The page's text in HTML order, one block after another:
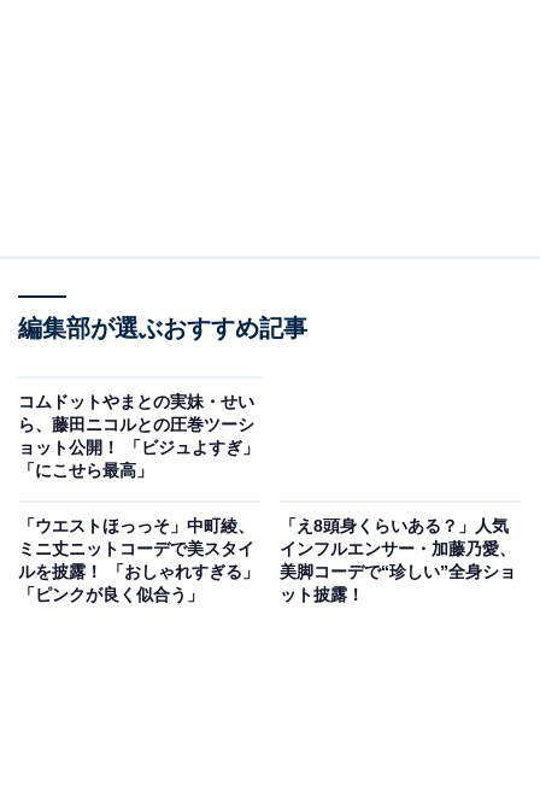
編集部が選ぶおすすめ記事
コムドットやまとの実妹・せい
ら、藤田ニコルとの圧巻ツーシ
ョット公開！ 「ビジュよすぎ」
「にこせら最高」
「ウエストほっっそ」中町綾、
ミニ丈ニットコーデで美スタイ
ルを披露！ 「おしゃれすぎる」
「ピンクが良く似合う」
「え8頭身くらいある？」人気
インフルエンサー・加藤乃愛、
美脚コーデで“珍しい”全身ショ
ット披露！